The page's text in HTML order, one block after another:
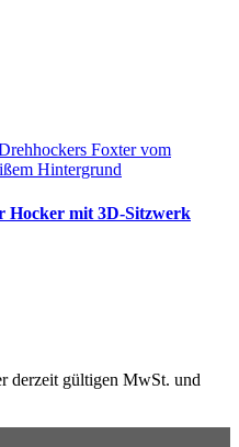
Hocker mit 3D-Sitzwerk
derzeit gültigen MwSt. und